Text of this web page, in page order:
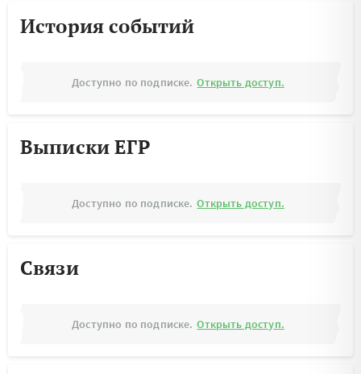
История событий
Доступно по подписке. Открыть доступ.
Выписки ЕГР
Доступно по подписке. Открыть доступ.
Связи
Доступно по подписке. Открыть доступ.